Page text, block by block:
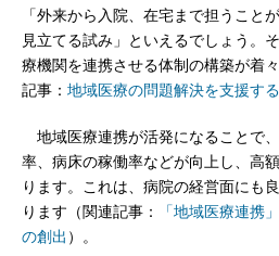
「外来から入院、在宅まで担うこと
見立てる試み」といえるでしょう。
療機関を連携させる体制の構築が着
記事： 地域医療の問題解決を支援す
地域医療連携が活発になることで
率、病床の稼働率などが向上し、高
ります。これは、病院の経営面にも
ります（関連記事：
「地域医療連携
の創出 ）。